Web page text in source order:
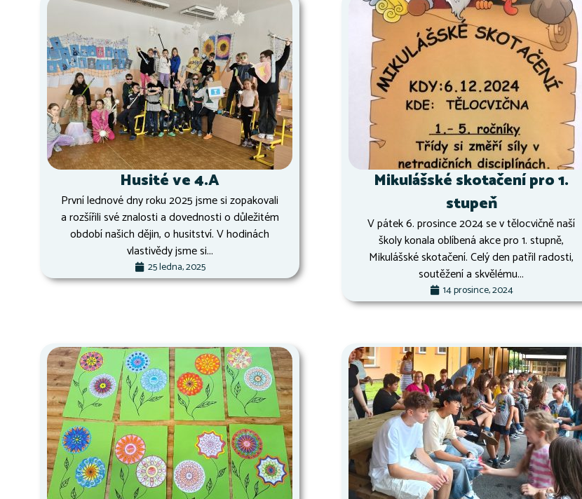
Husité ve 4.A
První lednové dny roku 2025 jsme si zopakovali
a rozšířili své znalosti a dovednosti o důležitém
období našich dějin, o husitství. V hodinách
vlastivědy jsme si...
25 ledna, 2025
Mikulášské skotačení pro 1.
stupeň
V pátek 6. prosince 2024 se v tělocvičně naší
školy konala oblíbená akce pro 1. stupně,
Mikulášské skotačení. Celý den patřil radosti,
soutěžení a skvělému...
14 prosince, 2024